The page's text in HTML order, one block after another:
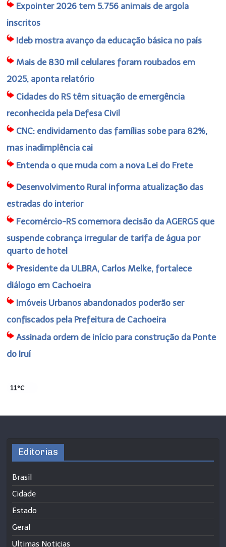
Expointer 2026 tem 5.756 animais de argola
inscritos
Ideb mostra avanço da educação básica no país
Mais de 830 mil celulares foram roubados em
2025, aponta relatório
Cidades do RS têm situação de emergência
reconhecida pela Defesa Civil
CNC: endividamento das famílias sobe para 82%,
mas inadimplência cai
Entenda o que muda com a nova Lei do Frete
Desenvolvimento Rural informa atualização das
estradas do interior
Fecomércio-RS comemora decisão da AGERGS que
suspende cobrança irregular de tarifa de água por
quarto de hotel
Presidente da ULBRA, Carlos Melke, fortalece
diálogo em Cachoeira
Imóveis Urbanos abandonados poderão ser
confiscados pela Prefeitura de Cachoeira
Assinada ordem de início para construção da Ponte
do Iruí
11°C
Editorias
Brasil
Cidade
Estado
Geral
Ultimas Noticias